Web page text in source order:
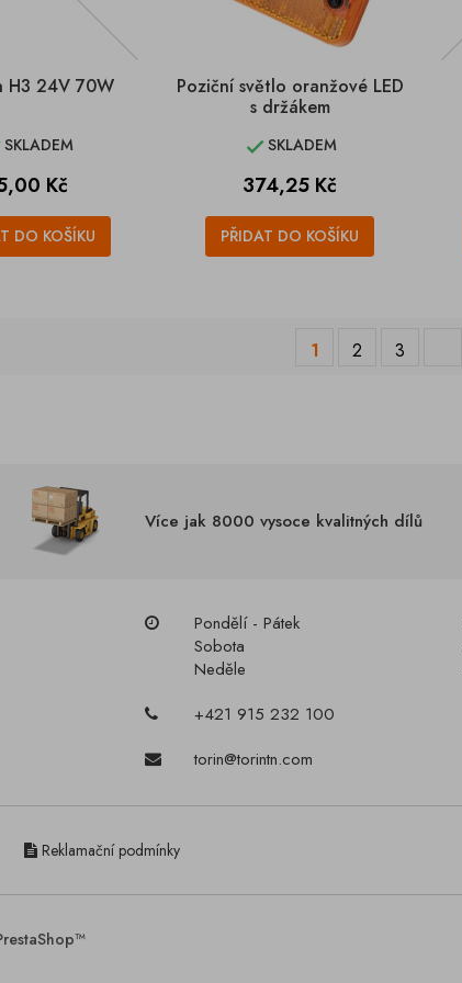
H3 24V 70W
SKLADEM
Kč
DO KOŠÍKU
Poziční světlo oranžové LED
s držákem
SKLADEM
Cena
374,25 Kč
PŘIDAT DO KOŠÍKU
1 2 3
Více jak 8000 vysoce kvalitných dílů
Pondělí - Pátek
Sobota
Neděle
+421 915 232 100
torin@torintn.com
Reklamační podmínky